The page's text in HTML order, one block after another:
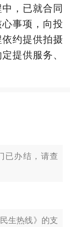
，已就合同
事项，向投
约提供拍摄
提供服务、
已办结，请查
生热线》的支